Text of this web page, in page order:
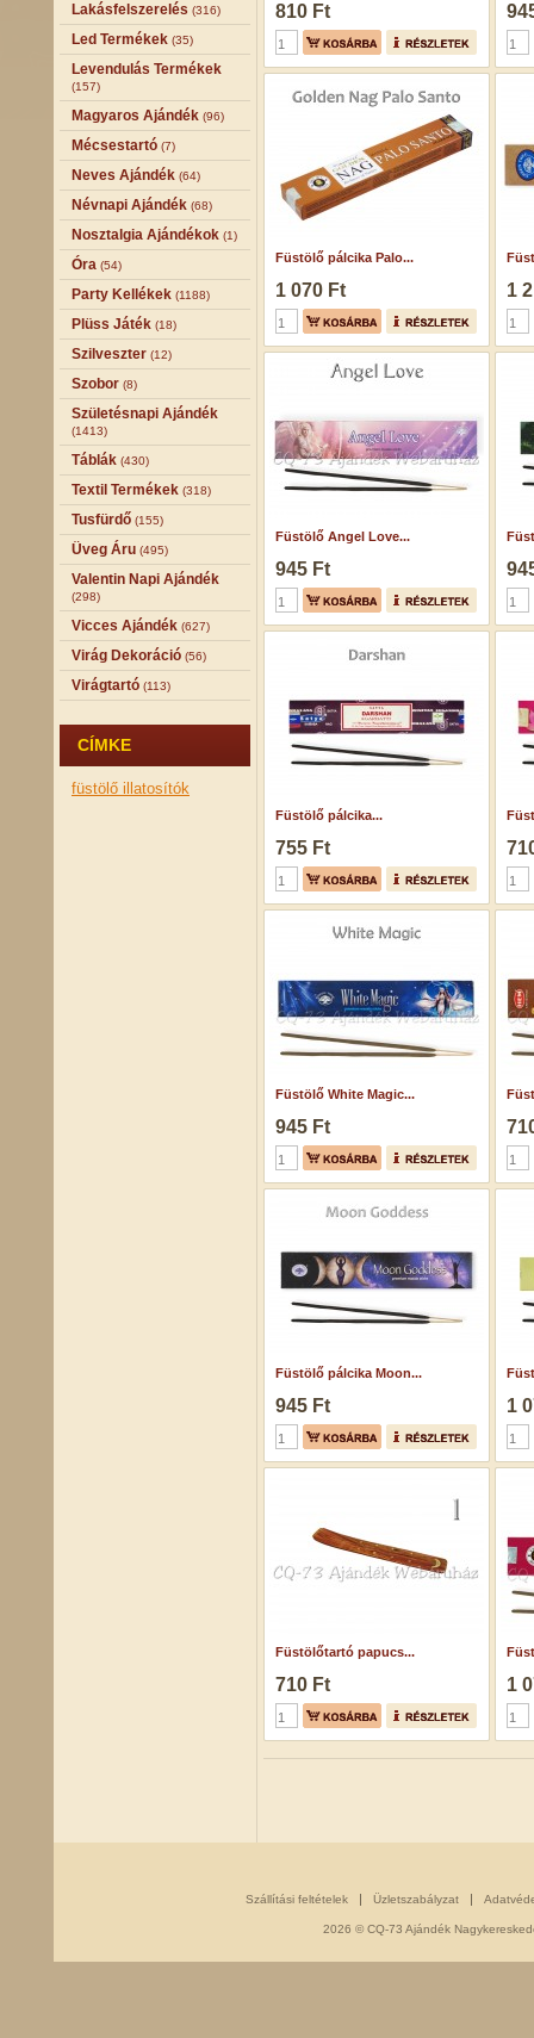
Lakásfelszerelés (316)
Led Termékek (35)
Levendulás Termékek
(157)
Magyaros Ajándék (96)
Mécsestartó (7)
Neves Ajándék (64)
Névnapi Ajándék (68)
Nosztalgia Ajándékok (1)
Óra (54)
Party Kellékek (1188)
Plüss Játék (18)
Szilveszter (12)
Szobor (8)
Születésnapi Ajándék
(1413)
Táblák (430)
Textil Termékek (318)
Tusfürdő (155)
Üveg Áru (495)
Valentin Napi Ajándék
(298)
Vicces Ajándék (627)
Virág Dekoráció (56)
Virágtartó (113)
CÍMKE
füstölő illatosítók
810 Ft
Füstölő pálcika Palo...
1 070 Ft 1
Füstölő Angel Love...
945 Ft
Füstölő pálcika...
755 Ft
Füstölő White Magic...
945 Ft
Füstölő pálcika Moon...
945 Ft 1
Füstölőtartó papucs...
710 Ft 1
Szállítási feltételek Üzletszabályzat
2026 © CQ-73 Ajándék